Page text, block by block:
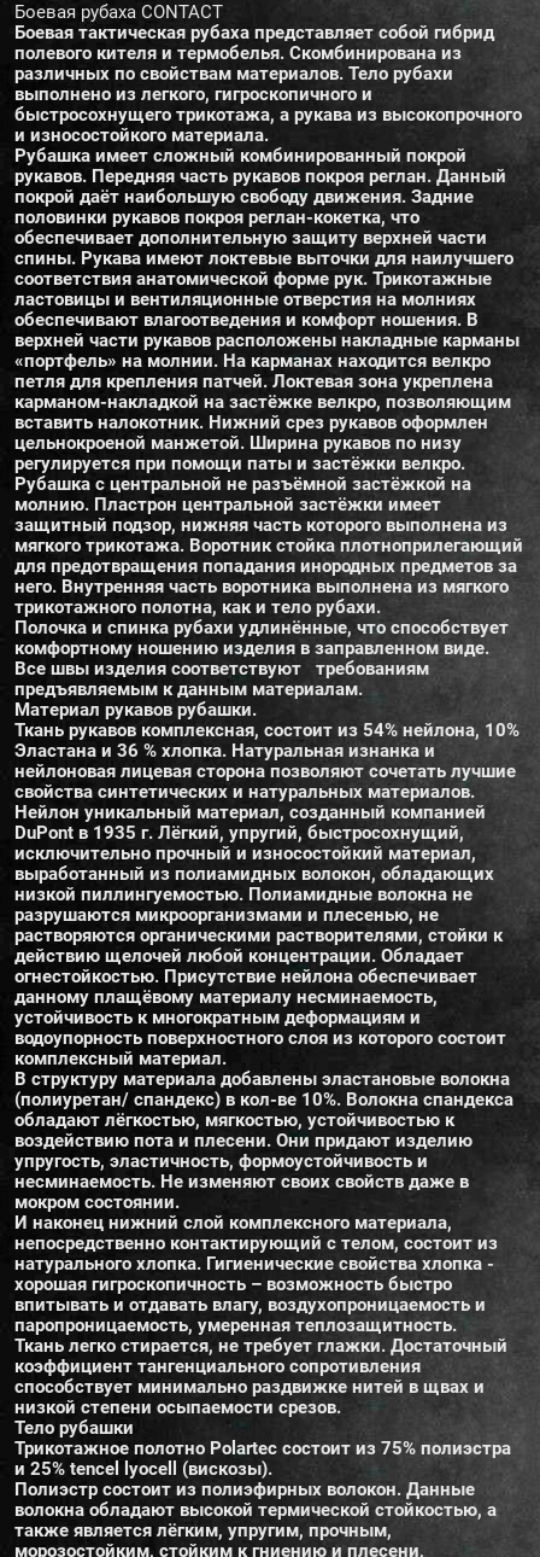
Боевая рубаха CONTACT
Боевая тактическая рубаха представляет собой гибрид
полевого кителя и термобелья. Скомбинирована из
различных по свойствам материалов. Тело рубахи
выполнено из легкого, гигроскопичного и
быстросохнущего трикотажа, а рукава из высокопрочного
и износостойкого материала.
Рубашка имеет сложный комбинированный покрой
рукавов. Передняя часть рукавов покроя реглан. Данный
покрой даёт наибольшую свободу движения. Задние
половинки рукавов покроя реглан-кокетка, что
обеспечивает дополнительную защиту верхней части
спины. Рукава имеют локтевые выточки для наилучшего
соответствия анатомической форме рук. Трикотажные
ластовицы и вентиляционные отверстия на молниях
обеспечивают влагоотведения и комфорт ношения. В
верхней части рукавов расположены накладные карманы
«портфель» на молнии. На карманах находится велкро
петля для крепления патчей. Локтевая зона укреплена
карманом-накладкой на застёжке велкро, позволяющим
вставить налокотник. Нижний срез рукавов оформлен
цельнокроеной манжетой. Ширина рукавов по низу
регулируется при помощи паты и застёжки велкро.
Рубашка с центральной не разъёмной застёжкой на
молнию. Пластрон центральной застёжки имеет
защитный подзор, нижняя часть которого выполнена из
мягкого трикотажа. Воротник стойка плотноприлегающий
для предотвращения попадания инородных предметов за
него. Внутренняя часть воротника выполнена из мягкого
трикотажного полотна, как и тело рубахи.
Полочка и спинка рубахи удлинённые, что способствует
комфортному ношению изделия в заправленном виде.
Все швы изделия соответствуют требованиям
предъявляемым к данным материалам.
Материал рукавов рубашки.
Ткань рукавов комплексная, состоит из 54% нейлона, 10%
Эластана и 36 % хлопка. Натуральная изнанка и
нейлоновая лицевая сторона позволяют сочетать лучшие
свойства синтетических и натуральных материалов.
Нейлон уникальный материал, созданный компанией
DuPont в 1935 г. Лёгкий, упругий, быстросохнущий,
исключительно прочный и износостойкий материал,
выработанный из полиамидных волокон, обладающих
низкой пиллингуемостью. Полиамидные волокна не
разрушаются микроорганизмами и плесенью, не
растворяются органическими растворителями, стойки к
действию щелочей любой концентрации. Обладает
огнестойкостью. Присутствие нейлона обеспечивает
данному плащёвому материалу несминаемость,
устойчивость к многократным деформациям и
водоупорность поверхностного слоя из которого состоит
комплексный материал.
В структуру материала добавлены эластановые волокна
(полиуретан/ спандекс) в кол-ве 10%. Волокна спандекса
обладают лёгкостью, мягкостью, устойчивостью к
воздействию пота и плесени. Они придают изделию
упругость, эластичность, формоустойчивость и
несминаемость. Не изменяют своих свойств даже в
мокром состоянии.
И наконец нижний слой комплексного материала,
непосредственно контактирующий с телом, состоит из
натурального хлопка. Гигиенические свойства хлопка -
хорошая гигроскопичность – возможность быстро
впитывать и отдавать влагу, воздухопроницаемость и
паропроницаемость, умеренная теплозащитность.
Ткань легко стирается, не требует глажки. Достаточный
коэффициент тангенциального сопротивления
способствует минимально раздвижке нитей в щвах и
низкой степени осыпаемости срезов.
Тело рубашки
Трикотажное полотно Polartec состоит из 75% полиэстра
и 25% tencel lyocell (вискозы).
Полиэстр состоит из полиэфирных волокон. Данные
волокна обладают высокой термической стойкостью, а
также является лёгким, упругим, прочным,
морозостойким, стойким к гниению и плесени,